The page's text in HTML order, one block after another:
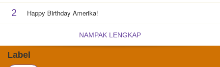
2 Happy Birthday Amerika!
NAMPAK LENGKAP
Label